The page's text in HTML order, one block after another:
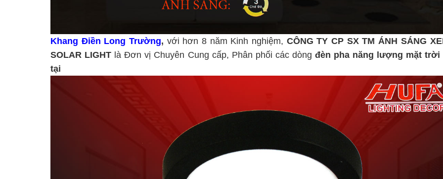
Khang Điền Long Trường, với hơn 8 năm Kinh nghiệm, CÔNG TY CP SX TM ÁNH SÁNG
SOLAR LIGHT là Đơn vị Chuyên Cung cấp, Phân phối các dòngđèn pha năng lượng mặt trời
tại